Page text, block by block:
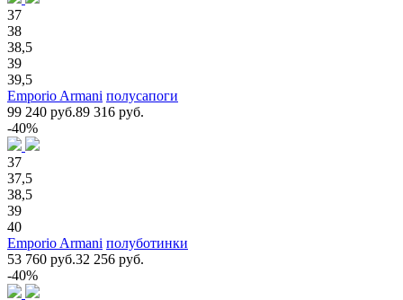
37
38
38,5
39
39,5
Emporio Armani полусапоги
99 240 руб.89 316 руб.
-40%
37
37,5
38,5
39
40
Emporio Armani полуботинки
53 760 руб.32 256 руб.
-40%